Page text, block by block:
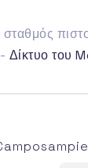
Δίκτυο του